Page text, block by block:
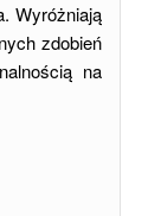
Wyróżniają
zdobień
na